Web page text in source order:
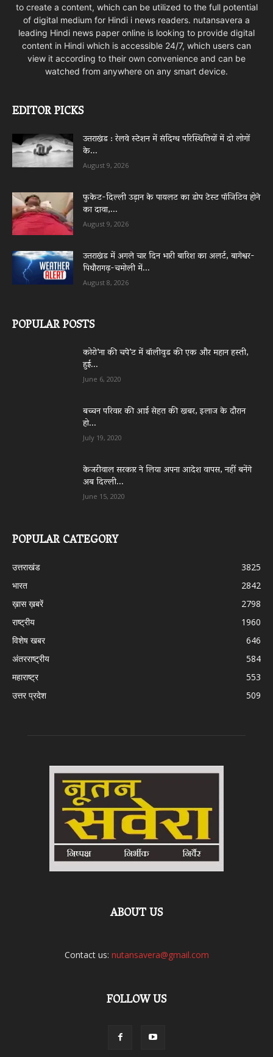
to create a content, which can be utilized to the full potential
of digital medium for Hindi i news readers. nutansavera a
leading Hindi news paper online is looking to provide digital
content in Hindi which is accessible 24/7, which users can
view it according to their own convenience and can be
watched from anywhere on any smart device.
EDITOR PICKS
उत्तराखंड : रेलवे स्टेशन में संदिग्ध परिस्थितियों में दो लोगों
के...
August 9, 2026
फुकेट-दिल्ली उड़ान के पायलट का डोप टेस्ट पॉजिटिव होने
का दावा,...
August 9, 2026
उत्तराखंड में अगले चार दिन भारी बारिश का अलर्ट, बागेश्वर-
पिथौरागढ़-चमोली में...
August 8, 2026
POPULAR POSTS
कोरो’ना की चपे’ट में बॉलीवुड की एक और महान हस्ती,
हुई...
June 6, 2020
बच्चन परिवार की आई सेहत की खबर, इलाज के दौरान
हो...
July 19, 2020
केजरीवाल सरकार ने लिया अपना आदेश वापस, नहीं बनेंगे
अब दिल्ली...
June 15, 2020
POPULAR CATEGORY
उत्तराखंड
3825
भारत
2842
ख़ास ख़बरें
2798
राष्ट्रीय
1960
विशेष खबर
646
अंतरराष्ट्रीय
584
महाराष्ट्र
553
उत्तर प्रदेश
509
ABOUT US
Contact us: nutansavera@gmail.com
FOLLOW US